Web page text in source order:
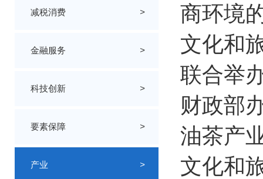
减税消费 >
金融服务 >
科技创新 >
要素保障 >
产业 >
商环境
文化和
联合举
财政部
油茶产
文化和